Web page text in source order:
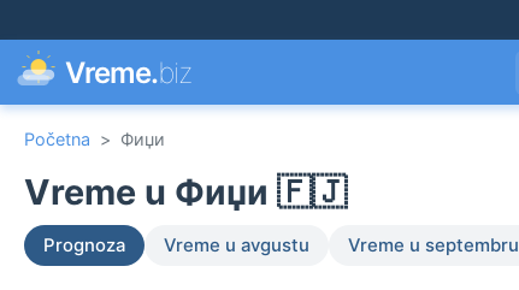
Vreme.biz
Početna > Фиџи
Vreme u Фиџи 🇫🇯
Prognoza Vreme u avgustu Vreme u septembru